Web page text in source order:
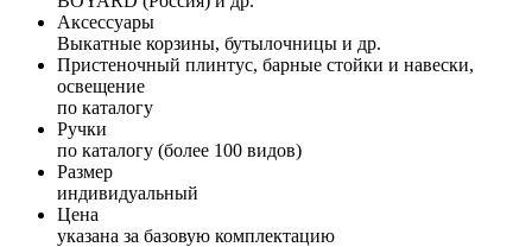
Аксессуары
Выкатные корзины, бутылочницы и др.
Пристеночный плинтус, барные стойки и навески,
освещение
по каталогу
Ручки
по каталогу (более 100 видов)
Размер
индивидуальный
Цена
указана за базовую комплектацию